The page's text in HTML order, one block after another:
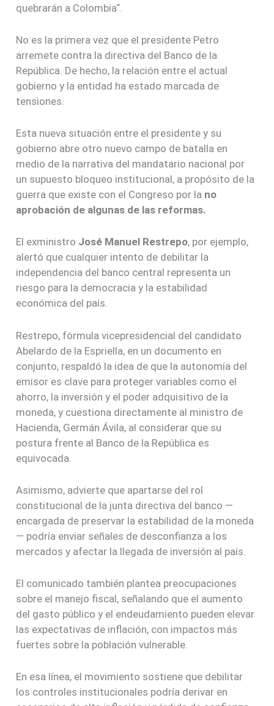
quebrarán a Colombia“.
No es la primera vez que el presidente Petro
arremete contra la directiva del Banco de la
República. De hecho, la relación entre el actual
gobierno y la entidad ha estado marcada de
tensiones.
Esta nueva situación entre el presidente y su
gobierno abre otro nuevo campo de batalla en
medio de la narrativa del mandatario nacional por
un supuesto bloqueo institucional, a propósito de la
guerra que existe con el Congreso por la no
aprobación de algunas de las reformas.
El exministro José Manuel Restrepo, por ejemplo,
alertó que cualquier intento de debilitar la
independencia del banco central representa un
riesgo para la democracia y la estabilidad
económica del país.
Restrepo, fórmula vicepresidencial del candidato
Abelardo de la Espriella, en un documento en
conjunto, respaldó la idea de que la autonomía del
emisor es clave para proteger variables como el
ahorro, la inversión y el poder adquisitivo de la
moneda, y cuestiona directamente al ministro de
Hacienda, Germán Ávila, al considerar que su
postura frente al Banco de la República es
equivocada.
Asimismo, advierte que apartarse del rol
constitucional de la junta directiva del banco —
encargada de preservar la estabilidad de la moneda
— podría enviar señales de desconfianza a los
mercados y afectar la llegada de inversión al país.
El comunicado también plantea preocupaciones
sobre el manejo fiscal, señalando que el aumento
del gasto público y el endeudamiento pueden elevar
las expectativas de inflación, con impactos más
fuertes sobre la población vulnerable.
En esa línea, el movimiento sostiene que debilitar
los controles institucionales podría derivar en